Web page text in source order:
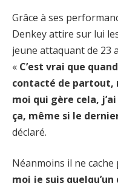
Grâce à ses
Denkey attire sur lui
jeune attaquant de 23
« C’est vrai que
contacté de partout,
moi qui gère cela,
ça, même si le
déclaré.
Néanmoins il ne cache
moi je suis